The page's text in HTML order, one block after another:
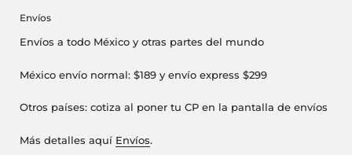
Envíos
Envíos a todo México y otras partes del mundo
México envío normal: $189 y envío express $299
Otros países: cotiza al poner tu CP en la pantalla de envíos
Más detalles aquí Envíos.